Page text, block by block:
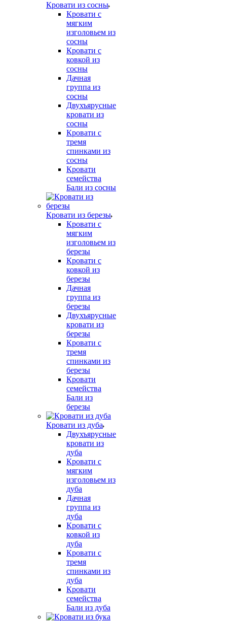
Кровати из сосны
Кровати с
мягким
изголовьем из
сосны
Кровати с
ковкой из
сосны
Дачная
группа из
сосны
Двухъярусные
кровати из
сосны
Кровати с
тремя
спинками из
сосны
Кровати
семейства
Бали из сосны
Кровати из березы
Кровати с
мягким
изголовьем из
березы
Кровати с
ковкой из
березы
Дачная
группа из
березы
Двухъярусные
кровати из
березы
Кровати с
тремя
спинками из
березы
Кровати
семейства
Бали из
березы
Кровати из дуба
Двухъярусные
кровати из
дуба
Кровати с
мягким
изголовьем из
дуба
Дачная
группа из
дуба
Кровати с
ковкой из
дуба
Кровати с
тремя
спинками из
дуба
Кровати
семейства
Бали из дуба